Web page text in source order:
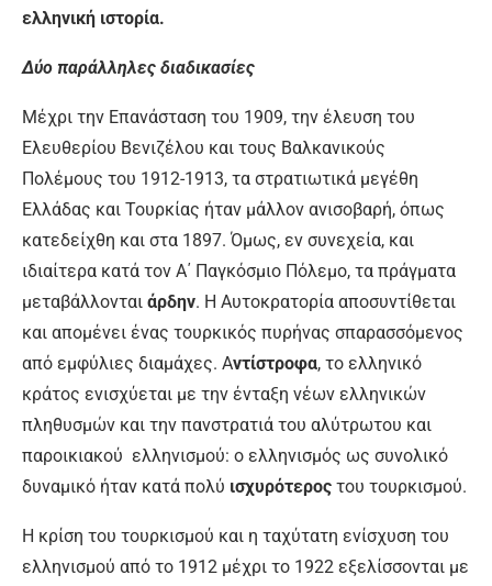
ελληνική ιστορία.
Δύο παράλληλες διαδικασίες
Μέχρι την Επανάσταση του 1909, την έλευση του
Ελευθερίου Βενιζέλου και τους Βαλκανικούς
Πολέμους του 1912-1913, τα στρατιωτικά μεγέθη
Ελλάδας και Τουρκίας ήταν μάλλον ανισοβαρή, όπως
κατεδείχθη και στα 1897. Όμως, εν συνεχεία, και
ιδιαίτερα κατά τον Α΄ Παγκόσμιο Πόλεμο, τα πράγματα
μεταβάλλονται άρδην. Η Αυτοκρατορία αποσυντίθεται
και απομένει ένας τουρκικός πυρήνας σπαρασσόμενος
από εμφύλιες διαμάχες. Αντίστροφα, το ελληνικό
κράτος ενισχύεται με την ένταξη νέων ελληνικών
πληθυσμών και την πανστρατιά του αλύτρωτου και
παροικιακού ελληνισμού: ο ελληνισμός ως συνολικό
δυναμικό ήταν κατά πολύ ισχυρότερος του τουρκισμού.
Η κρίση του τουρκισμού και η ταχύτατη ενίσχυση του
ελληνισμού από το 1912 μέχρι το 1922 εξελίσσονται με